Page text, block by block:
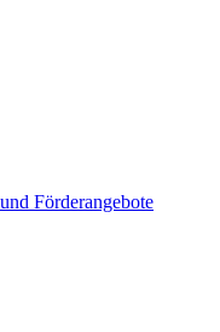
För­der­an­ge­bo­te